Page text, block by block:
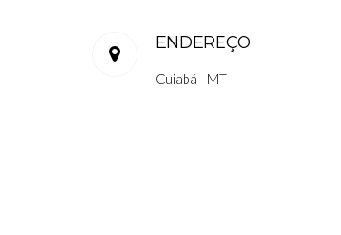
ENDEREÇO
Cuiabá - MT